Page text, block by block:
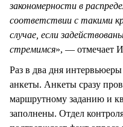
закономерности в
соответствии с такими
случае, если
стремимся», — отмечает
Раз в два дня
анкеты. Анкеты сразу
маршрутному заданию и
заполнены. Отдел